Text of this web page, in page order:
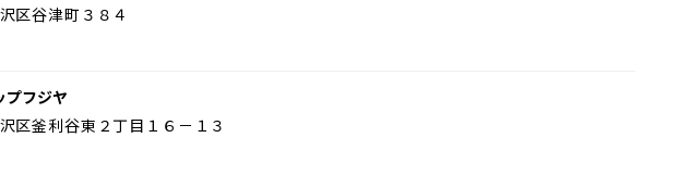
区谷津町３８４
プフジヤ
釜利谷東２丁目１６－１３